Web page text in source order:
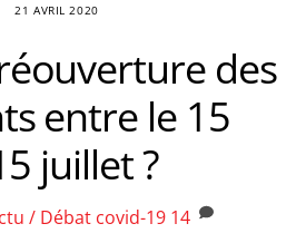
21 AVRIL 2020
des
entre le 15
juillet ?
/ Débat covid-19 14